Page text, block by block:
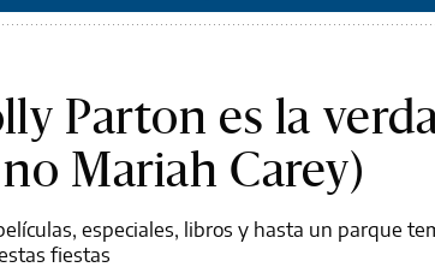
Parton es la
Mariah Carey)
especiales, libros y hasta un parque
fiestas